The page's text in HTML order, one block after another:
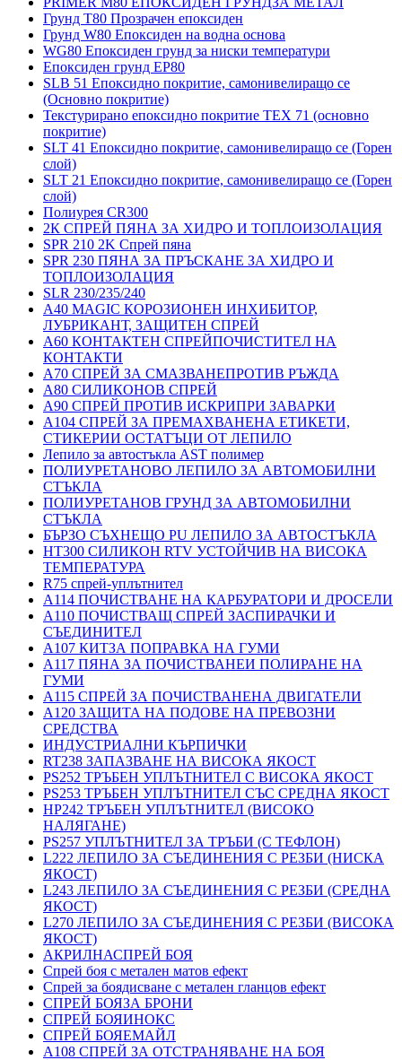
Грунд Т80 Прозрачен епоксиден
Грунд W80 Епоксиден на водна основа
WG80 Епоксиден грунд за ниски температури
Епоксиден грунд EP80
SLB 51 Епоксидно покритие, самонивелиращо се
(Основно покритие)
Текстурирано епоксидно покритие TEX 71 (основно
покритие)
SLT 41 Епоксидно покритие, самонивелиращо се (Горен
слой)
SLT 21 Епоксидно покритие, самонивелиращо се (Горен
слой)
Полиурея CR300
2К СПРЕЙ ПЯНА ЗА ХИДРО И ТОПЛОИЗОЛАЦИЯ
SPR 210 2K Спрей пяна
SPR 230 ПЯНА ЗА ПРЪСКАНЕ ЗА ХИДРО И
ТОПЛОИЗОЛАЦИЯ
SLR 230/235/240
A40 MAGIC КОРОЗИОНЕН ИНХИБИТОР,
ЛУБРИКАНТ, ЗАЩИТЕН СПРЕЙ
A60 КОНТАКТЕН СПРЕЙПОЧИСТИТЕЛ НА
КОНТАКТИ
A70 СПРЕЙ ЗА СМАЗВАНЕПРОТИВ РЪЖДА
A80 СИЛИКОНОВ СПРЕЙ
A90 СПРЕЙ ПРОТИВ ИСКРИПРИ ЗАВАРКИ
A104 СПРЕЙ ЗА ПРЕМАХВАНЕНА ЕТИКЕТИ,
СТИКЕРИИ ОСТАТЪЦИ ОТ ЛЕПИЛО
Лепило за автостъкла AST полимер
ПОЛИУРЕТАНОВО ЛЕПИЛО ЗА АВТОМОБИЛНИ
СТЪКЛА
ПОЛИУРЕТАНОВ ГРУНД ЗА АВТОМОБИЛНИ
СТЪКЛА
БЪРЗО СЪХНЕЩО PU ЛЕПИЛО ЗА АВТОСТЪКЛА
HT300 СИЛИКОН RTV УСТОЙЧИВ НА ВИСОКА
ТЕМПЕРАТУРА
R75 спрей-уплътнител
A114 ПОЧИСТВАНЕ НА КАРБУРАТОРИ И ДРОСЕЛИ
A110 ПОЧИСТВАЩ СПРЕЙ ЗАСПИРАЧКИ И
СЪЕДИНИТЕЛ
A107 КИТЗА ПОПРАВКА НА ГУМИ
A117 ПЯНА ЗА ПОЧИСТВАНЕИ ПОЛИРАНЕ НА
ГУМИ
A115 СПРЕЙ ЗА ПОЧИСТВАНЕНА ДВИГАТЕЛИ
A120 ЗАЩИТА НА ПОДОВЕ НА ПРЕВОЗНИ
СРЕДСТВА
ИНДУСТРИАЛНИ КЪРПИЧКИ
RT238 ЗАПАЗВАНЕ НА ВИСОКА ЯКОСТ
PS252 ТРЪБЕН УПЛЪТНИТЕЛ С ВИСОКА ЯКОСТ
PS253 ТРЪБЕН УПЛЪТНИТЕЛ СЪС СРЕДНА ЯКОСТ
HP242 ТРЪБЕН УПЛЪТНИТЕЛ (ВИСОКО
НАЛЯГАНЕ)
PS257 УПЛЪТНИТЕЛ ЗА ТРЪБИ (С ТЕФЛОН)
L222 ЛЕПИЛО ЗА СЪЕДИНЕНИЯ С РЕЗБИ (НИСКА
ЯКОСТ)
L243 ЛЕПИЛО ЗА СЪЕДИНЕНИЯ С РЕЗБИ (СРЕДНА
ЯКОСТ)
L270 ЛЕПИЛО ЗА СЪЕДИНЕНИЯ С РЕЗБИ (ВИСОКА
ЯКОСТ)
АКРИЛНАСПРЕЙ БОЯ
Спрей боя с метален матов ефект
Спрей за боядисване с метален гланцов ефект
СПРЕЙ БОЯЗА БРОНИ
СПРЕЙ БОЯИНОКС
СПРЕЙ БОЯЕМАЙЛ
A108 СПРЕЙ ЗА ОТСТРАНЯВАНЕ НА БОЯ